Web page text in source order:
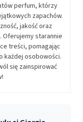
perfum, którzy
zapachów.
jakość oraz
starannie
treści, pomagając
każdej osobowości.
się zainspirować